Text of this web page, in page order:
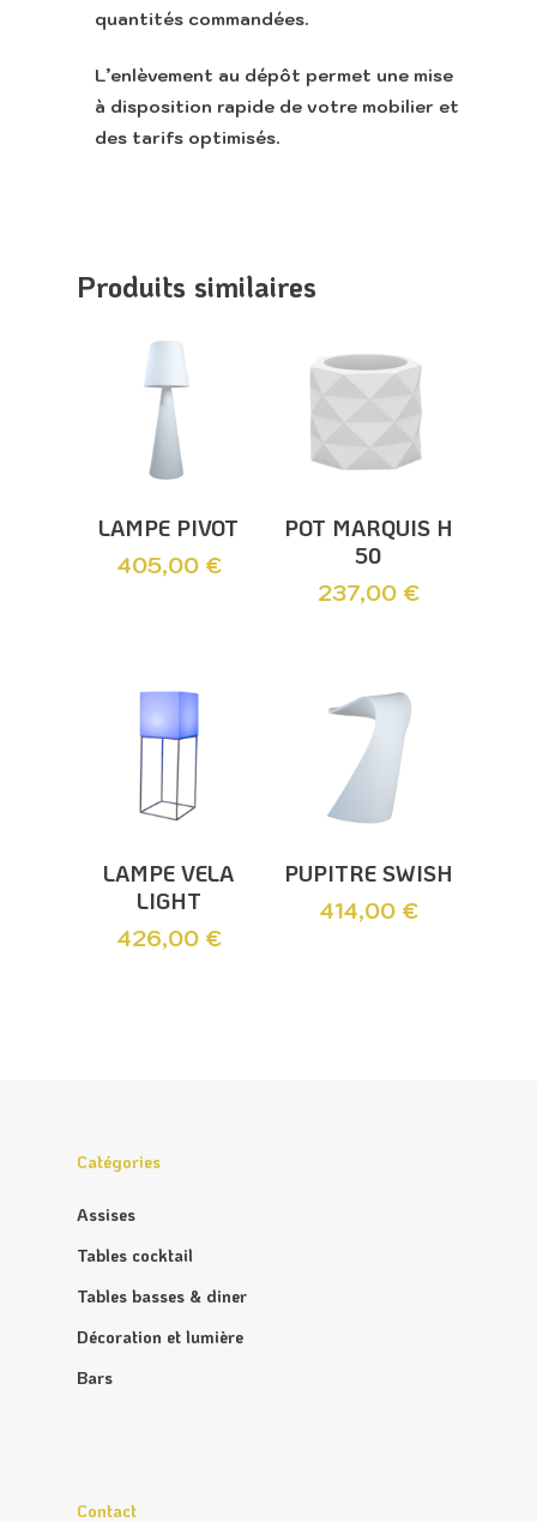
quantités commandées.
L’enlèvement au dépôt permet une mise
à disposition rapide de votre mobilier et
des tarifs optimisés.
Produits similaires
Ajouter Au
LAMPE PIVOT
405,00 €
Ajouter Au
Panier
POT MARQUIS H
50
237,00 €
Ajouter Au
Panier
LAMPE VELA
LIGHT
426,00 €
Ajouter Au
PUPITRE SWISH
414,00 €
Catégories
Assises
Tables cocktail
Tables basses & diner
Décoration et lumière
Bars
Contact